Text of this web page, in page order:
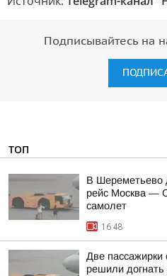
Подписывайтесь на
ТОП
В Шереметьево
рейс Москва —
самолет
16:48
Две пассажирки
решили